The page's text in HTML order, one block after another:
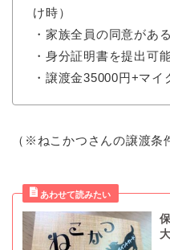
け時）
・家族全員の同意があ
・身分証明書を提出可
・譲渡金35000円+マ
（※ねこかつさんの譲渡条